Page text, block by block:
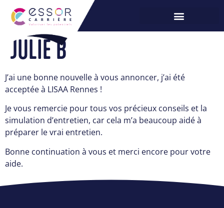
JULIE B
J’ai une bonne nouvelle à vous annoncer, j’ai été
acceptée à LISAA Rennes !
Je vous remercie pour tous vos précieux conseils et la
simulation d’entretien, car cela m’a beaucoup aidé à
préparer le vrai entretien.
Bonne continuation à vous et merci encore pour votre
aide.